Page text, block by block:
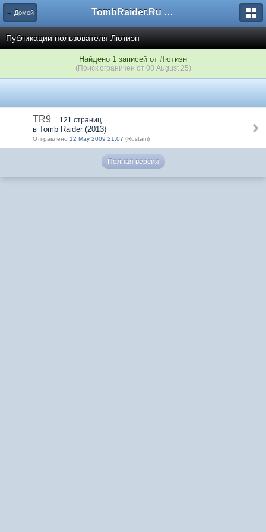
← Домой TombRaider.Ru - Форумы
Публикации пользователя Лютиэн
Найдено 1 записей от Лютиэн
(Поиск ограничен от 08 August 25)
TR9 121 страниц
в Tomb Raider (2013)
Отправлено 12 May 2009 21:07 (Rustam)
Полная версия